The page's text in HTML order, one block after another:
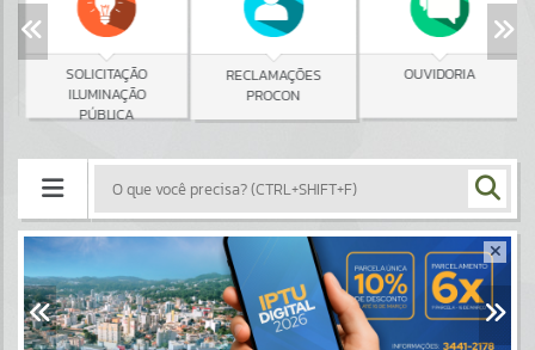
SOLICITAÇÃO
ILUMINAÇÃO
PÚBLICA
RECLAMAÇÕES
PROCON
OUVIDORIA
Portais